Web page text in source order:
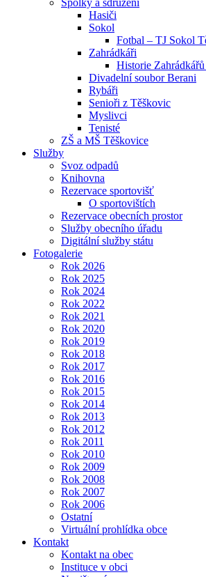
Spolky a sdružení
Hasiči
Sokol
Fotbal – TJ Sokol
Zahrádkáři
Historie
Divadelní soubor Berani
Rybáři
Senioři z Těškovic
Myslivci
Tenisté
ZŠ a MŠ Těškovice
Služby
Svoz odpadů
Knihovna
Rezervace sportovišť
O sportovištích
Rezervace obecních prostor
Služby obecního úřadu
Digitální služby státu
Fotogalerie
Rok 2026
Rok 2025
Rok 2024
Rok 2022
Rok 2021
Rok 2020
Rok 2019
Rok 2018
Rok 2017
Rok 2016
Rok 2015
Rok 2014
Rok 2013
Rok 2012
Rok 2011
Rok 2010
Rok 2009
Rok 2008
Rok 2007
Rok 2006
Ostatní
Virtuální prohlídka obce
Kontakt
Kontakt na obec
Instituce v obci